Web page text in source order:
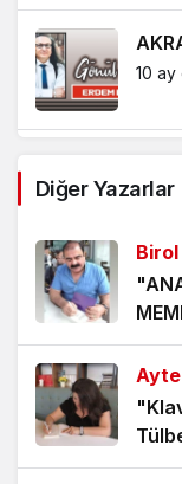
10 ay
1 yıl
1 yıl
1 yıl
Diğer Yazarlar
Birol